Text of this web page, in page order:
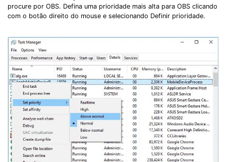
procure por OBS. Defina uma prioridade mais alta para OBS clicando
com o botão direito do mouse e selecionando Definir prioridade.